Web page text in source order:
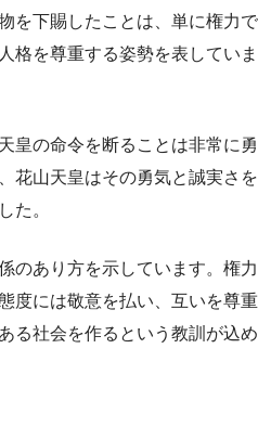
を下賜したことは、単に権力で
格を尊重する姿勢を表していま
皇の命令を断ることは非常に勇
花山天皇はその勇気と誠実さを
た。
のあり方を示しています。権力
度には敬意を払い、互いを尊重
る社会を作るという教訓が込め